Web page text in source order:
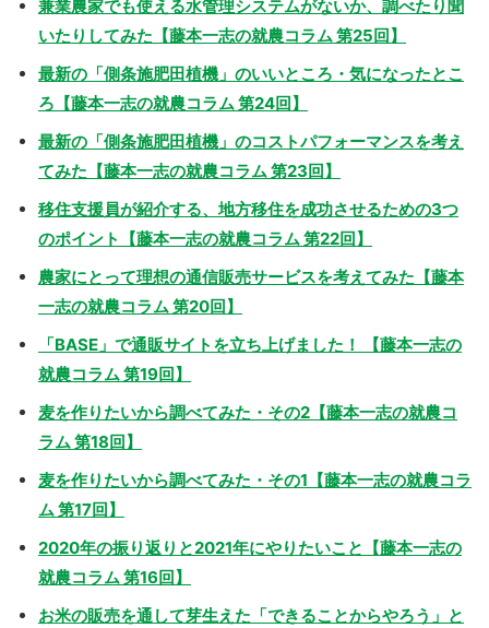
兼業農家でも使える水管理システムがないか、調べたり聞
いたりしてみた【藤本一志の就農コラム 第25回】
最新の「側条施肥田植機」のいいところ・気になったとこ
ろ【藤本一志の就農コラム 第24回】
最新の「側条施肥田植機」のコストパフォーマンスを考え
てみた【藤本一志の就農コラム 第23回】
移住支援員が紹介する、地方移住を成功させるための3つ
のポイント【藤本一志の就農コラム 第22回】
農家にとって理想の通信販売サービスを考えてみた【藤本
一志の就農コラム 第20回】
「BASE」で通販サイトを立ち上げました！ 【藤本一志の
就農コラム 第19回】
麦を作りたいから調べてみた・その2【藤本一志の就農コ
ラム 第18回】
麦を作りたいから調べてみた・その1【藤本一志の就農コラ
ム 第17回】
2020年の振り返りと2021年にやりたいこと【藤本一志の
就農コラム 第16回】
お米の販売を通して芽生えた「できることからやろう」と